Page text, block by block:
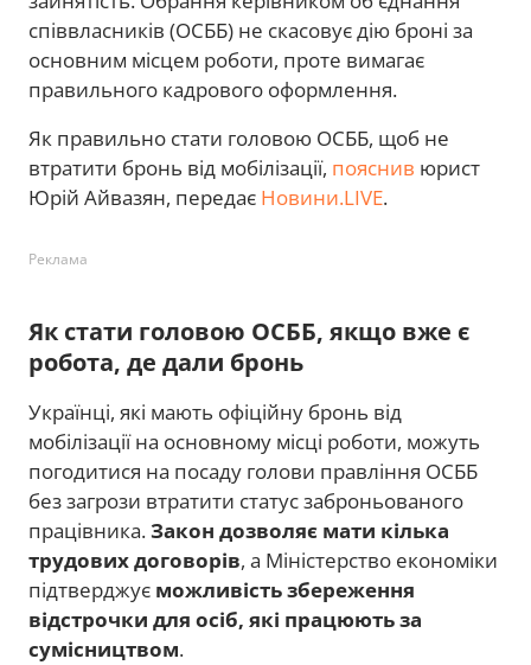
співвласників (ОСББ) не скасовує дію броні за
основним місцем роботи, проте вимагає
правильного кадрового оформлення.
Як правильно стати головою ОСББ, щоб не
втратити бронь від мобілізації, пояснив юрист
Юрій Айвазян, передає Новини.LIVE.
Реклама
Як стати головою ОСББ, якщо вже є
робота, де дали бронь
Українці, які мають офіційну бронь від
мобілізації на основному місці роботи, можуть
погодитися на посаду голови правління ОСББ
без загрози втратити статус заброньованого
працівника.Закон дозволяє мати кілька
трудових договорів, а Міністерство економіки
підтверджує можливість збереження
відстрочки для осіб, які працюють за
сумісництвом.